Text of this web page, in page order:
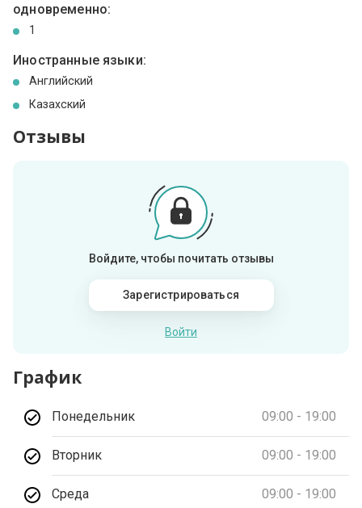
одновременно:
1
Иностранные языки:
Английский
Казахский
Отзывы
Войдите, чтобы почитать отзывы
Зарегистрироваться
Войти
График
Понедельник 09:00 - 19:00
Вторник 09:00 - 19:00
Среда 09:00 - 19:00